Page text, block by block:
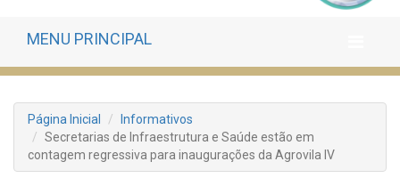
MENU PRINCIPAL
Página Inicial
Informativos
Secretarias de Infraestrutura e Saúde estão em
contagem regressiva para inaugurações da Agrovila IV